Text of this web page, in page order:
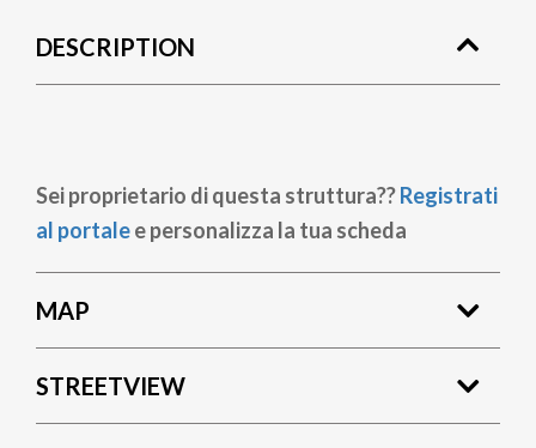
DESCRIPTION
Sei proprietario di questa struttura??Registrati
al portalee personalizza la tua scheda
MAP
STREETVIEW